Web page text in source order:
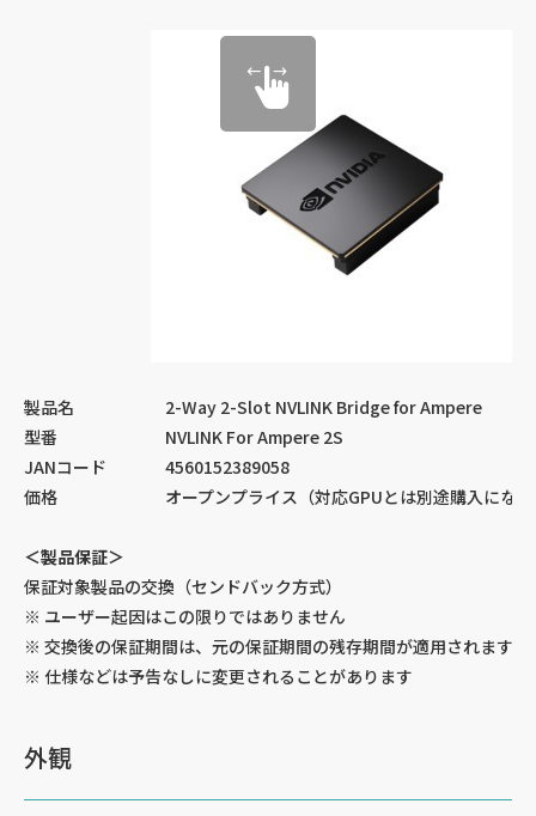
製品名
2-Way 2-Slot NVLINK Bridge for Ampere
型番
NVLINK For Ampere 2S
JANコード
4560152389058
価格
オープンプライス（対応GPUとは別途購入にな
＜製品保証＞
保証対象製品の交換（センドバック方式）
※ ユーザー起因はこの限りではありません
※ 交換後の保証期間は、元の保証期間の残存期間が適用されます
※ 仕様などは予告なしに変更されることがあります
外観